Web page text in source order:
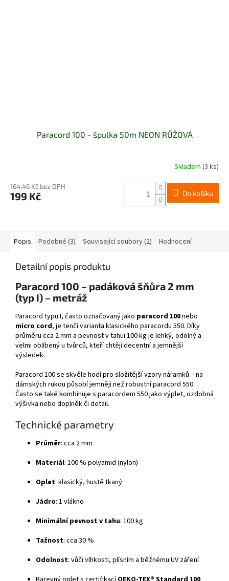
Paracord 100 - špulka 50m NEON RŮŽOVÁ
Skladem (3 ks)
164,46 Kč bez DPH
199 Kč Do košíku
Popis Podobné (3) Související soubory (2) Hodnocení
Detailní popis produktu
Paracord 100 – padáková šňůra 2 mm
(typ I) – metráž
Paracord typu I, často označovaný jako paracord 100nebo
micro cord, je tenčí varianta klasického paracordu 550. Díky
průměru cca 2 mm a pevnost v tahui 100 kg je lehký, odolný a
velmi oblíbený u tvůrců, kteří chtějí decentní a jemnější
výsledek.
Paracord 100 se skvěle hodí pro složitější vzory náramků – na
dámských rukou působí jemněji než robustní paracord 550.
Často se také kombinuje s paracordem 550 jako výplet, ozdobná
výšivka nebo doplněk či detail.
Technické parametry
Průměr: cca 2 mm
Materiál: 100 % polyamid (nylon)
Oplet: klasický, hustě tkaný
Jádro: 1 vlákno
Minimální pevnost v tahu: 100 kg
Tažnost: cca 30 %
Odolnost: vůči vlhkosti, plísním a běžnému UV záření